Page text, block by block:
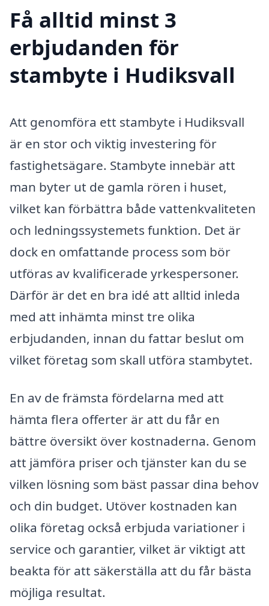
Få alltid minst 3
erbjudanden för
stambyte i Hudiksvall
Att genomföra ett stambyte i Hudiksvall
är en stor och viktig investering för
fastighetsägare. Stambyte innebär att
man byter ut de gamla rören i huset,
vilket kan förbättra både vattenkvaliteten
och ledningssystemets funktion. Det är
dock en omfattande process som bör
utföras av kvalificerade yrkespersoner.
Därför är det en bra idé att alltid inleda
med att inhämta minst tre olika
erbjudanden, innan du fattar beslut om
vilket företag som skall utföra stambytet.
En av de främsta fördelarna med att
hämta flera offerter är att du får en
bättre översikt över kostnaderna. Genom
att jämföra priser och tjänster kan du se
vilken lösning som bäst passar dina behov
och din budget. Utöver kostnaden kan
olika företag också erbjuda variationer i
service och garantier, vilket är viktigt att
beakta för att säkerställa att du får bästa
möjliga resultat.